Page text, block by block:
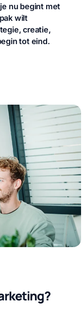
nu begint met
wilt
creatie,
tot eind.